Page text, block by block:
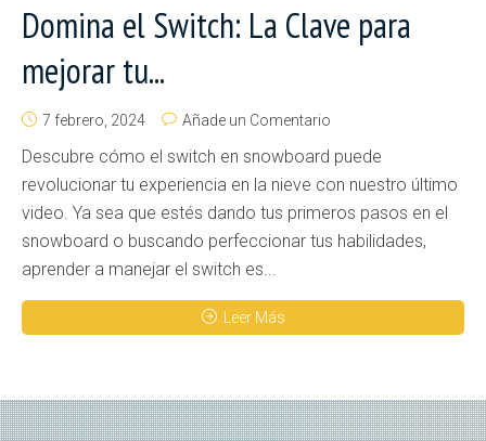
Domina el Switch: La Clave para
mejorar tu...
7 febrero, 2024 Añade un Comentario
Descubre cómo el switch en snowboard puede
revolucionar tu experiencia en la nieve con nuestro último
video. Ya sea que estés dando tus primeros pasos en el
snowboard o buscando perfeccionar tus habilidades,
aprender a manejar el switch es...
Leer Más